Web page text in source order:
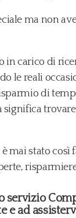
ma non
in carico di
le reali
di
significa
mai stato così
servizio
e ad